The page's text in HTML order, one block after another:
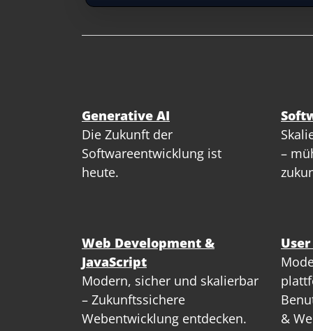
Generative AI
Die Zukunft der
Softwareentwicklung ist
heute.
–
Web Development &
JavaScript
Modern, sicher und skalierbar
– Zukunftssichere
Webentwicklung entdecken.
&